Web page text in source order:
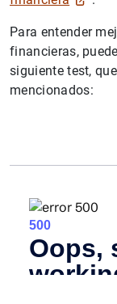
Para entender
financieras,
siguiente test,
mencionados: